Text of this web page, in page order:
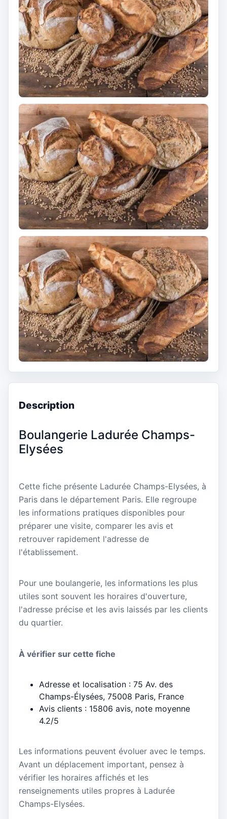
Description
Boulangerie Ladurée Champs-
Elysées
Cette fiche présente Ladurée Champs-Elysées, à
Paris dans le département Paris. Elle regroupe
les informations pratiques disponibles pour
préparer une visite, comparer les avis et
retrouver rapidement l'adresse de
l'établissement.
Pour une boulangerie, les informations les plus
utiles sont souvent les horaires d'ouverture,
l'adresse précise et les avis laissés par les clients
du quartier.
À vérifier sur cette fiche
Adresse et localisation : 75 Av. des
Champs-Élysées, 75008 Paris, France
Avis clients : 15806 avis, note moyenne
4.2/5
Les informations peuvent évoluer avec le temps.
Avant un déplacement important, pensez à
vérifier les horaires affichés et les
renseignements utiles propres à Ladurée
Champs-Elysées.